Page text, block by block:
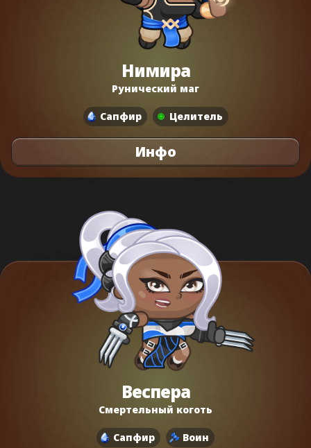
Нимира
Рунический маг
Сапфир Целитель
Инфо
Веспера
Смертельный коготь
Сапфир Воин